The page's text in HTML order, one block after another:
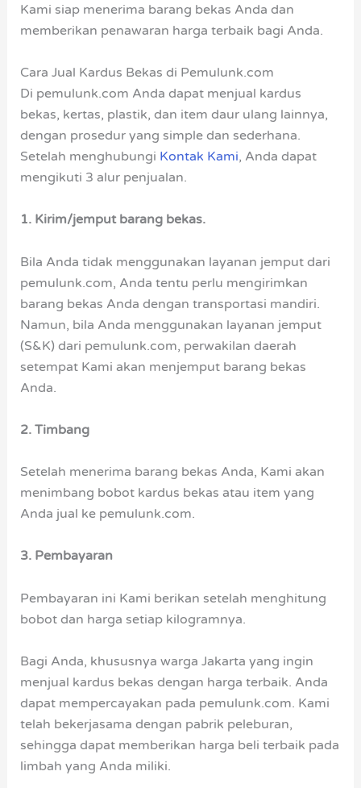
Kami siap menerima barang bekas Anda dan
memberikan penawaran harga terbaik bagi Anda.
Cara Jual Kardus Bekas di Pemulunk.com
Di pemulunk.com Anda dapat menjual kardus
bekas, kertas, plastik, dan item daur ulang lainnya,
dengan prosedur yang simple dan sederhana.
Setelah menghubungi Kontak Kami, Anda dapat
mengikuti 3 alur penjualan.
1. Kirim/jemput barang bekas.
Bila Anda tidak menggunakan layanan jemput dari
pemulunk.com, Anda tentu perlu mengirimkan
barang bekas Anda dengan transportasi mandiri.
Namun, bila Anda menggunakan layanan jemput
(S&K) dari pemulunk.com, perwakilan daerah
setempat Kami akan menjemput barang bekas
Anda.
2. Timbang
Setelah menerima barang bekas Anda, Kami akan
menimbang bobot kardus bekas atau item yang
Anda jual ke pemulunk.com.
3. Pembayaran
Pembayaran ini Kami berikan setelah menghitung
bobot dan harga setiap kilogramnya.
Bagi Anda, khususnya warga Jakarta yang ingin
menjual kardus bekas dengan harga terbaik. Anda
dapat mempercayakan pada pemulunk.com. Kami
telah bekerjasama dengan pabrik peleburan,
sehingga dapat memberikan harga beli terbaik pada
limbah yang Anda miliki.